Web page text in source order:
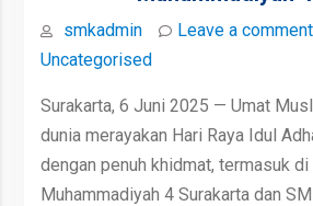
smkadmin Leave a comment
Uncategorised
Surakarta, 6 Juni 2025 — Umat
dunia merayakan Hari Raya Idul
dengan penuh khidmat, termasuk
Muhammadiyah 4 Surakarta dan